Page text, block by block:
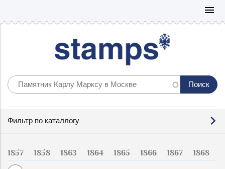
menu
по
Фильтр по каталлогу
1857 1858 1863 1864 1865 1866 1867 1868